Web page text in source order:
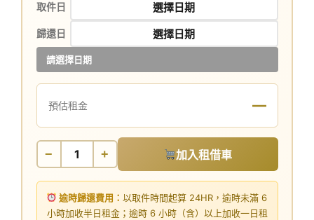
取件日
歸還日
請選擇日期
預估租金 —
− + 加入租借車
逾時歸還費用：以取件時間起算 24HR，逾時未滿 6
小時加收半日租金；逾時 6 小時（含）以上加收一日租